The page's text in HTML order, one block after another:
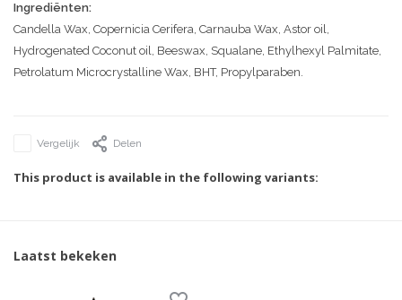
Ingrediënten:
Candella Wax, Copernicia Cerifera, Carnauba Wax, Astor oil,
Hydrogenated Coconut oil, Beeswax, Squalane, Ethylhexyl Palmitate,
Petrolatum Microcrystalline Wax, BHT, Propylparaben.
Vergelijk Delen
This product is available in the following variants:
Laatst bekeken